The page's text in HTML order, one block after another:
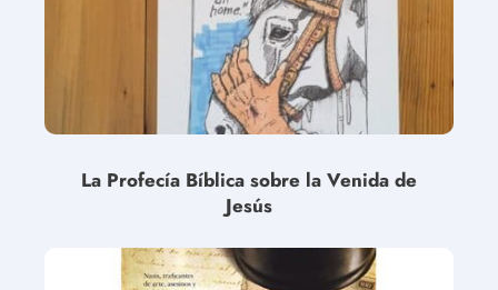
La Profecía Bíblica sobre la Venida de
Jesús